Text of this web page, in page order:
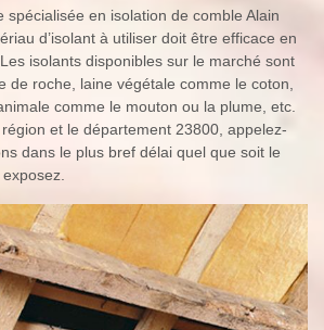
spécialisée en isolation de comble Alain
d’isolant à utiliser doit être efficace en
isolants disponibles sur le marché sont
de roche, laine végétale comme le coton,
comme le mouton ou la plume, etc.
et le département 23800, appelez-
dans le plus bref délai quel que soit le